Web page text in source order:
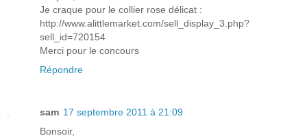
Je craque pour le collier rose délicat :
http://www.alittlemarket.com/sell_display_3.php?
sell_id=720154
Merci pour le concours
Répondre
sam 17 septembre 2011 à 21:09
Bonsoir,